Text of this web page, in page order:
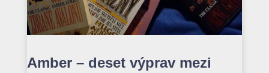
Amber – deset výprav mezi